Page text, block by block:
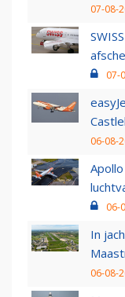
07-08-
07-
06-08-
06-
In
06-08-